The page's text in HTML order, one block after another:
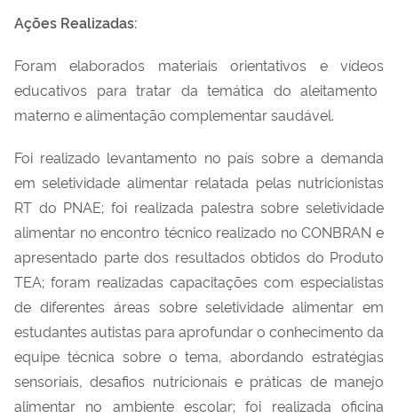
Ações Realizadas:
Foram elaborados materiais orientativos e vídeos
educativos para tratar da temática do aleitamento
materno ealimentação complementar saudável.
Foi realizado levantamento no país sobre a demanda
em seletividade alimentar relatada pelas nutricionistas
RT do PNAE; foi realizada palestra sobre seletividade
alimentar no encontro técnico realizado no CONBRANe
apresentado parte dos resultados obtidos do Produto
TEA; foram realizadas capacitações com especialistas
de diferentes áreas sobre seletividade alimentar em
estudantes autistas para aprofundar o conhecimento da
equipe técnica sobre o tema, abordando estratégias
sensoriais, desafios nutricionais e práticas de manejo
alimentar no ambiente escolar;foi realizada oficina